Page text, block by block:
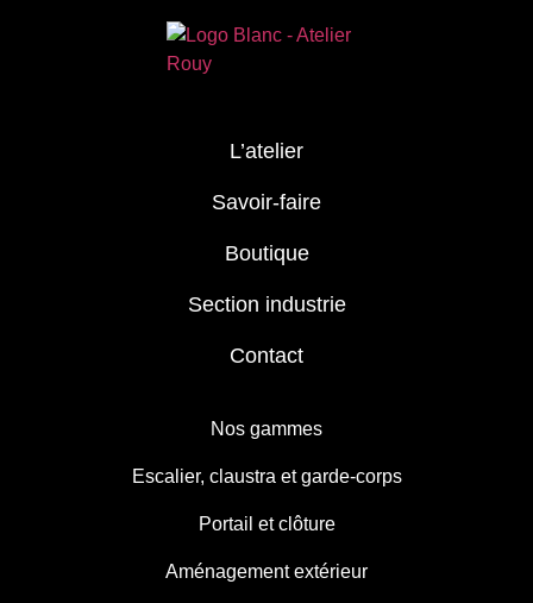
L’atelier
Savoir-faire
Boutique
Section industrie
Contact
Nos gammes
Escalier, claustra et garde-corps
Portail et clôture
Aménagement extérieur